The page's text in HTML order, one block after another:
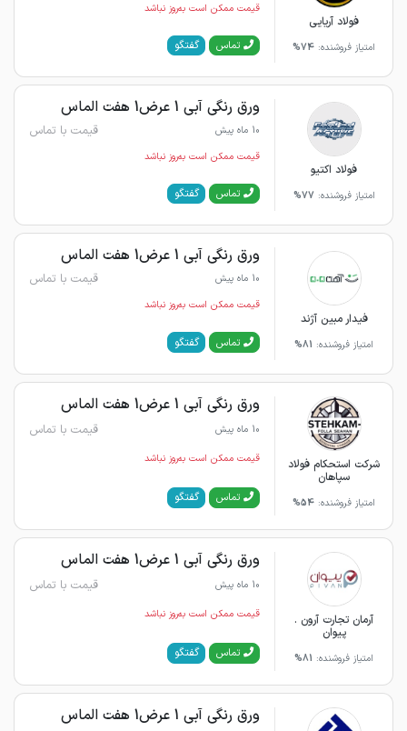
فولاد آریایی
امتیاز فروشنده: 74%
قیمت ممکن است به‌روز نباشد
تماس گفتگو
فولاد اکتیو
امتیاز فروشنده: 77%
ورق رنگی آبی 1 عرض1 هفت الماس
10 ماه پیش قیمت با تماس
قیمت ممکن است به‌روز نباشد
تماس گفتگو
فیدار مبین آژند
امتیاز فروشنده: 81%
ورق رنگی آبی 1 عرض1 هفت الماس
10 ماه پیش قیمت با تماس
قیمت ممکن است به‌روز نباشد
تماس گفتگو
شرکت استحکام فولاد
سپاهان
امتیاز فروشنده: 54%
ورق رنگی آبی 1 عرض1 هفت الماس
10 ماه پیش قیمت با تماس
قیمت ممکن است به‌روز نباشد
تماس گفتگو
آرمان تجارت آرون .
پیوان
امتیاز فروشنده: 81%
ورق رنگی آبی 1 عرض1 هفت الماس
10 ماه پیش قیمت با تماس
قیمت ممکن است به‌روز نباشد
تماس گفتگو
ورق رنگی آبی 1 عرض1 هفت الماس